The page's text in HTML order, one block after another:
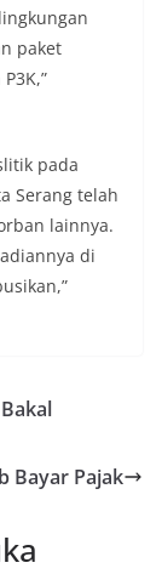
paket
pada
Serang telah
lainnya.
di
Bayar Pajak